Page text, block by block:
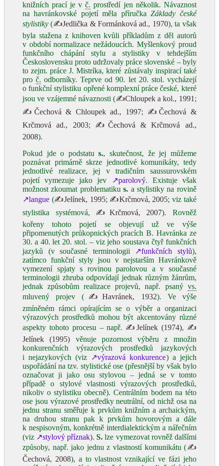
knižních prací je vč. prostředí jen několik. Návaznost
na havránkovské pojetí měla příručkaZáklady české
stylistiky (✍Jedlička & Formánková ad., 1970), ta však
byla stažena z knihoven kvůli příkladům z děl autorů
v období normalizace nežádoucích. Myšlenkový proud
funkčního chápání stylu a stylistiky v tehdejším
Československu proto udržovaly práce slovenské – byly
to zejm. práce J. Mistríka, které zůstávaly inspirací také
proč. odborníky. Teprve od 90. let 20. stol. vycházejí
o funkční stylistiku opřené komplexní práce české, které
jsou ve vzájemné návaznosti (✍Chloupek a kol., 1991 ;
✍Čechová & Chloupek ad., 1997; ✍Čechová &
Krčmová ad., 2003; ✍Čechová & Krčmová ad.,
2008).
Pokud jde o podstatus., skutečnost, že jej můžeme
poznávat primárně skrze jednotlivé komunikáty, tedy
jednotlivé realizace, jej v tradičním saussurovském
pojetí vymezuje jako jev
↗parolový. Existuje však
možnost zkoumat problematikus. a stylistiky na rovině
↗langue (✍Jelínek, 1995; ✍Krčmová, 2005; viz také
stylistika systémová, ✍Krčmová, 2007). Rovněž
kořeny tohoto pojetí se objevují už ve výše
připomenutých průkopnických pracích B. Havránka ze
30. a 40. let 20. stol. – viz jeho soustava čtyř funkčních
jazyků (v současné terminologii
↗funkčních stylů),
zatímco funkční styly jsou v nejstarším Havránkově
vymezení spjaty s rovinou parolovou a v současné
terminologii zhruba odpovídají jednak různým žánrům,
jednak způsobům realizace projevů, např. psaný vs.
mluvený projev ( ✍Havránek, 1932). Ve výše
zmíněném rámci opírajícím se o výběr a organizaci
výrazových prostředků mohou být akcentovány různé
aspekty tohoto procesu – např. ✍Jelínek (1974), ✍
Jelínek (1995) věnuje pozornost výběru z množin
konkurenčních výrazových prostředků jazykových
i nejazykových (viz ↗výrazová konkurence) a jejich
uspořádání na tzv. stylistické ose (přesnější by však bylo
označovat ji jako osu stylovou – jedná se v tomto
případě o stylové vlastnosti výrazových prostředků,
nikoliv o stylistiku obecně). Centrálním bodem na této
ose jsou výrazové prostředky neutrální, od nichž osa na
jednu stranu směřuje k prvkům knižním a archaickým,
na druhou stranu pak k prvkům hovorovým a dále
k nespisovným, konkrétně interdialektickým a nářečním
(viz ↗stylový příznak).S. lze vymezovat rovněž dalšími
způsoby, např. jako jednu z vlastností komunikátu (✍
Čechová, 2008), a to vlastnost vznikající ve fázi jeho